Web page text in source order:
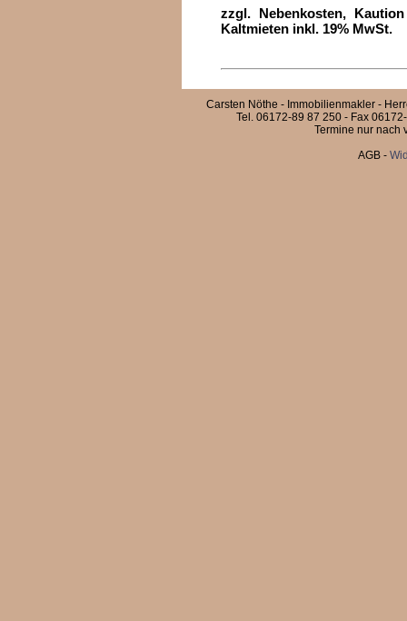
zzgl. Nebenkosten,
Kaltmieten inkl. 19% MwSt.
Carsten Nöthe - Immobilienmakler -
Tel. 06172-89 87 250 - Fax
Termine nur nach
AGB -